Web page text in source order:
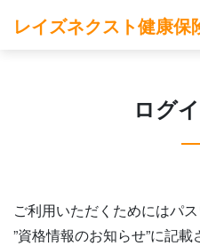
レイズネクスト健康保
ログ
ご利用いただくためにはパス
”資格情報のお知らせ”に記